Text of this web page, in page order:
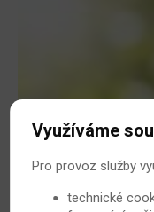
S lupénkou na
potíže se zmírňují
Využíváme
Pro provoz služby
technické